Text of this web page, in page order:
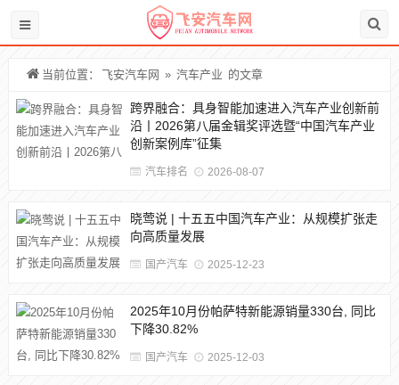
当前位置： 飞安汽车网 » 汽车产业 的文章
跨界融合：具身智能加速进入汽车产业创新前
沿丨2026第八届金辑奖评选暨“中国汽车产业
创新案例库”征集
汽车排名 2026-08-07
晓莺说 | 十五五中国汽车产业：从规模扩张走
向高质量发展
国产汽车 2025-12-23
2025年10月份帕萨特新能源销量330台, 同比
下降30.82%
国产汽车 2025-12-03